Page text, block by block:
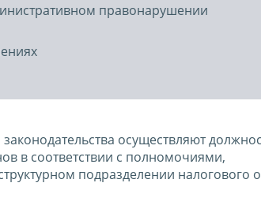
правонарушении
осуществляют
в соответствии с полномочиями,
подразделении налогового